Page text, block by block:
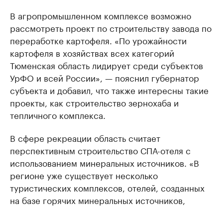
В агропромышленном комплексе возможно
рассмотреть проект по строительству завода по
переработке картофеля. «По урожайности
картофеля в хозяйствах всех категорий
Тюменская область лидирует среди субъектов
УрФО и всей России», — пояснил губернатор
субъекта и добавил, что также интересны такие
проекты, как строительство зернохаба и
тепличного комплекса.
В сфере рекреации область считает
перспективным строительство СПА-отеля с
использованием минеральных источников. «В
регионе уже существует несколько
туристических комплексов, отелей, созданных
на базе горячих минеральных источников,